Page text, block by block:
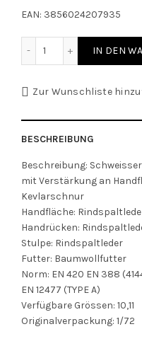
EAN: 3856024207935
IN DEN
Zur Wunschliste
BESCHREIBUNG
Beschreibung:
mit Verstärkung an
Kevlarschnur
Handfläche:
Handrücken:
Stulpe: Rindspaltleder
Futter: Baumwollfutter
Norm: EN 420 EN 388
EN 12477 (TYPE A)
Verfügbare Grössen: 10,11
Originalverpackung: 1/72